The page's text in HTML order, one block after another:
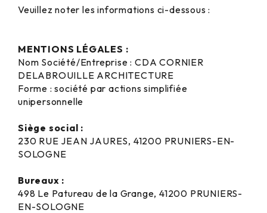
Veuillez noter les informations ci-dessous :
MENTIONS LÉGALES :
Nom Société/Entreprise : CDA CORNIER
DELABROUILLE ARCHITECTURE
Forme : société par actions simplifiée
unipersonnelle
Siège social :
230 RUE JEAN JAURES, 41200 PRUNIERS-EN-
SOLOGNE
Bureaux :
498 Le Patureau de la Grange, 41200 PRUNIERS-
EN-SOLOGNE